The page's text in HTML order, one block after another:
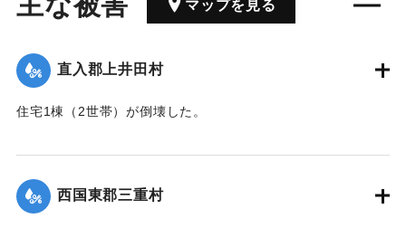
マップを見る
直入郡上井田村
住宅1棟（2世帯）が倒壊した。
｜固有コード: 00480029
西国東郡三重村